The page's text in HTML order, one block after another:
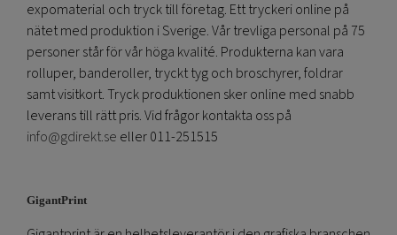
expomaterial och tryck till företag. Ett tryckeri online på
nätet med produktion i Sverige. Vår trevliga personal på 75
personer står för vår höga kvalité. Produkterna kan vara
rolluper, banderoller, tryckt tyg och broschyrer, foldrar
samt visitkort. Tryck produktionen sker online med snabb
leverans till rätt pris. Vid frågor kontakta oss på
info@gdirekt.se eller 011-251515
GigantPrint